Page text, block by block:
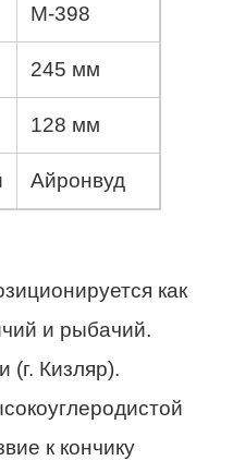
M-398
245 мм
128 мм
Айронвуд
как
и рыбачий.
(г. Кизляр).
к кончику